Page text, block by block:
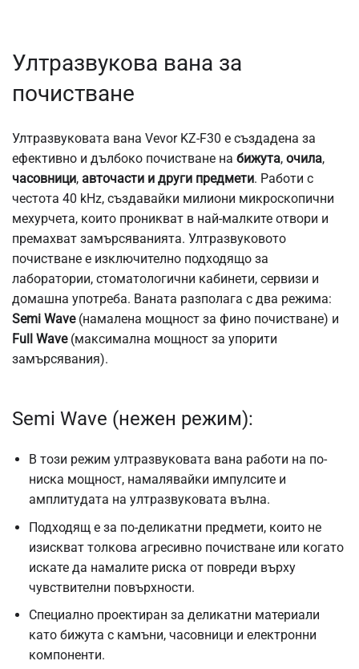
Ултразвукова вана за
почистване
Ултразвуковата вана Vevor KZ-F30 е създадена за
ефективно и дълбоко почистване на бижута, очила,
часовници, авточасти и други предмети. Работи с
честота 40 kHz, създавайки милиони микроскопични
мехурчета, които проникват в най-малките отвори и
премахват замърсяванията. Ултразвуковото
почистване е изключително подходящо за
лаборатории, стоматологични кабинети, сервизи и
домашна употреба. Ваната разполага с два режима:
Semi Wave(намалена мощност за фино почистване) и
Full Wave(максимална мощност за упорити
замърсявания).
Semi Wave (нежен режим):
В този режим ултразвуковата вана работи на по-
ниска мощност, намалявайки импулсите и
амплитудата на ултразвуковата вълна.
Подходящ е за по-деликатни предмети, които не
изискват толкова агресивно почистване или когато
искате да намалите риска от повреди върху
чувствителни повърхности.
Специално проектиран за деликатни материали
като бижута с камъни, часовници и електронни
компоненти.